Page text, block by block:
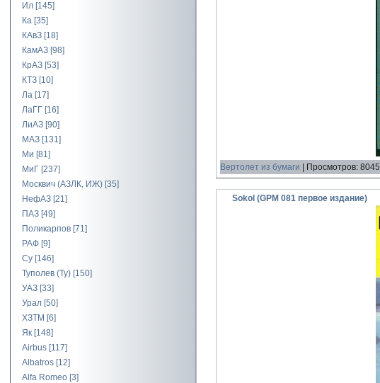
Ил [145]
Ка [35]
КАвЗ [18]
КамАЗ [98]
КрАЗ [53]
КТЗ [10]
Ла [17]
ЛаГГ [16]
ЛиАЗ [90]
МАЗ [131]
Ми [81]
МиГ [237]
Москвич (АЗЛК, ИЖ) [35]
НефАЗ [21]
ПАЗ [49]
Поликарпов [71]
РАФ [9]
Су [146]
Туполев (Ту) [150]
УАЗ [33]
Урал [50]
ХЗТМ [6]
Як [148]
Airbus [117]
Albatros [12]
Alfa Romeo [3]
Вертолет из бумаги Просмотров: 8045
Sokol (GPM 081 первое издание)